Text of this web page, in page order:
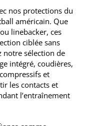
nos protections du
américain. Que
linebacker, ces
ciblée sans
notre sélection de
intégré, coudières,
et
les contacts et
l’entraînement